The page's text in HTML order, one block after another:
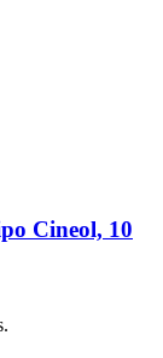
Cineol, 10